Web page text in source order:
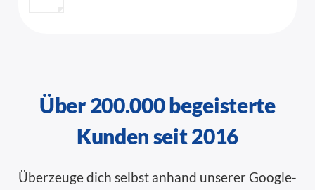
Über 200.000 begeisterte
Kunden seit 2016
Überzeuge dich selbst anhand unserer Google-